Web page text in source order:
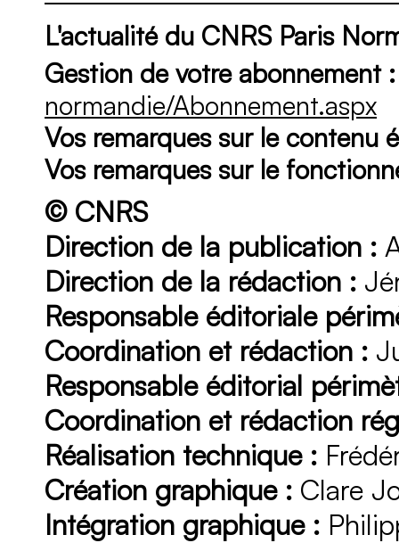
L'actualité du CNRS Paris
Gestion de votre abonnement :
normandie/Abonnement.aspx
Vos remarques sur le contenu
Vos remarques sur le
© CNRS
Direction de la publication :
Direction de la rédaction :
Responsable éditoriale
Coordination et rédaction :
Responsable éditorial
Coordination et rédaction
Réalisation technique :
Création graphique : Clare
Intégration graphique :